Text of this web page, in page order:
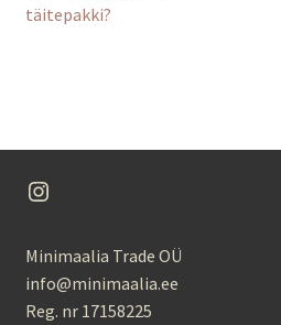
täitepakki?
Instagram
Minimaalia Trade OÜ
info@minimaalia.ee
Reg. nr 17158225